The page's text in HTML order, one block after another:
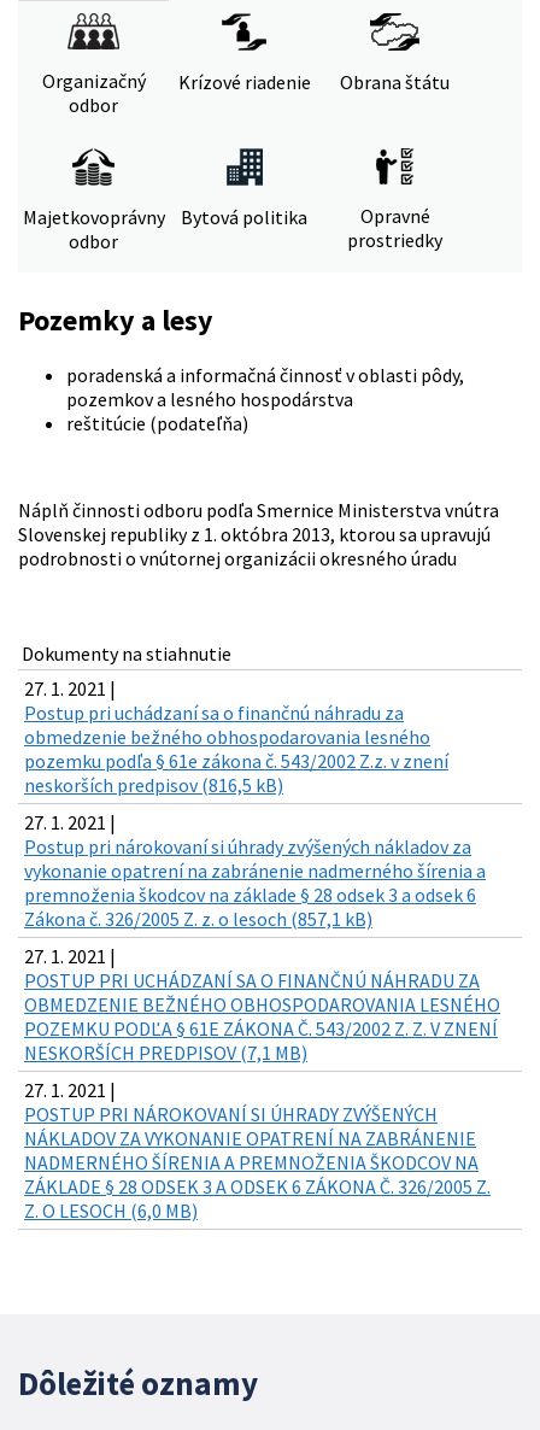
Organizačný
odbor
Krízové riadenie Obrana štátu
Majetkovoprávny
odbor
Bytová politika
Opravné
prostriedky
Pozemky a lesy
poradenská a informačná činnosť v oblasti pôdy,
pozemkov a lesného hospodárstva
reštitúcie (podateľňa)
Náplň činnosti odboru podľa Smernice Ministerstva vnútra
Slovenskej republiky z 1. októbra 2013, ktorou sa upravujú
podrobnosti o vnútornej organizácii okresného úradu
Dokumenty na stiahnutie
27. 1. 2021 |
Postup pri uchádzaní sa o finančnú náhradu za
obmedzenie bežného obhospodarovania lesného
pozemku podľa § 61e zákona č. 543/2002 Z.z. v znení
neskorších predpisov (816,5 kB)
27. 1. 2021 |
Postup pri nárokovaní si úhrady zvýšených nákladov za
vykonanie opatrení na zabránenie nadmerného šírenia a
premnoženia škodcov na základe § 28 odsek 3 a odsek 6
Zákona č. 326/2005 Z. z. o lesoch (857,1 kB)
27. 1. 2021 |
POSTUP PRI UCHÁDZANÍ SA O FINANČNÚ NÁHRADU ZA
OBMEDZENIE BEŽNÉHO OBHOSPODAROVANIA LESNÉHO
POZEMKU PODĽA § 61E ZÁKONA Č. 543/2002 Z. Z. V ZNENÍ
NESKORŠÍCH PREDPISOV (7,1 MB)
27. 1. 2021 |
POSTUP PRI NÁROKOVANÍ SI ÚHRADY ZVÝŠENÝCH
NÁKLADOV ZA VYKONANIE OPATRENÍ NA ZABRÁNENIE
NADMERNÉHO ŠÍRENIA A PREMNOŽENIA ŠKODCOV NA
ZÁKLADE § 28 ODSEK 3 A ODSEK 6 ZÁKONA Č. 326/2005 Z.
Z. O LESOCH (6,0 MB)
Dôležité oznamy